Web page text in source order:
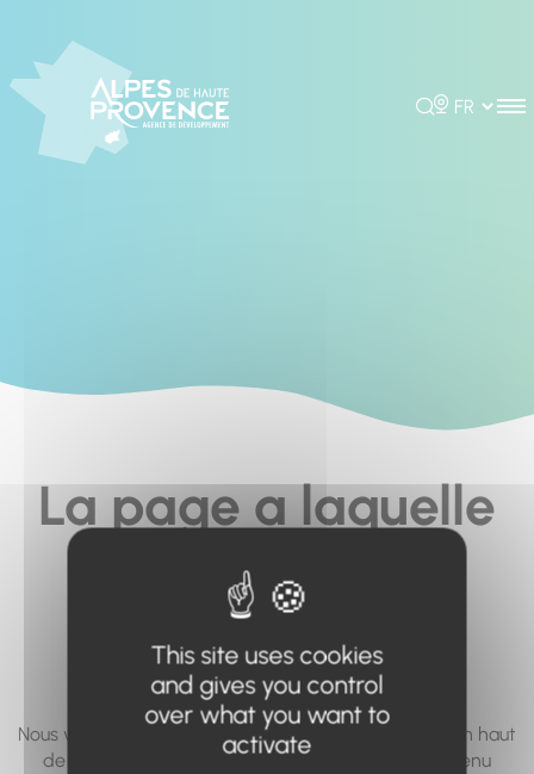
Rechercher
Choisir la
La page a laquelle
vous cherchez à
accéder n'existe
pas... ou plus.
Nous vous invitons à utiliser le moteur de recherche en haut
de page, ou à utiliser le menu pour trouver le contenu
This site uses cookies
and gives you control
over what you want to
activate